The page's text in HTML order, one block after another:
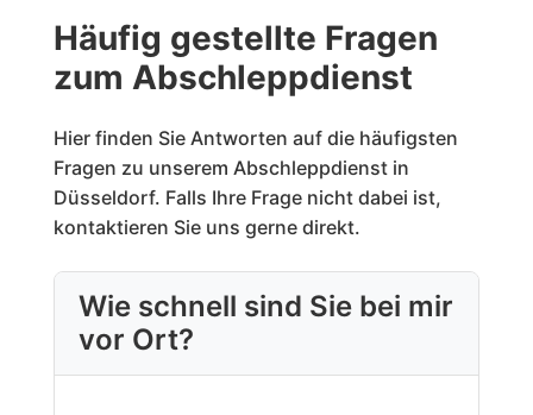
Häufig gestellte Fragen
zum Abschleppdienst
Hier finden Sie Antworten auf die häufigsten
Fragen zu unserem Abschleppdienst in
Düsseldorf. Falls Ihre Frage nicht dabei ist,
kontaktieren Sie uns gerne direkt.
Wie schnell sind Sie bei mir
vor Ort?